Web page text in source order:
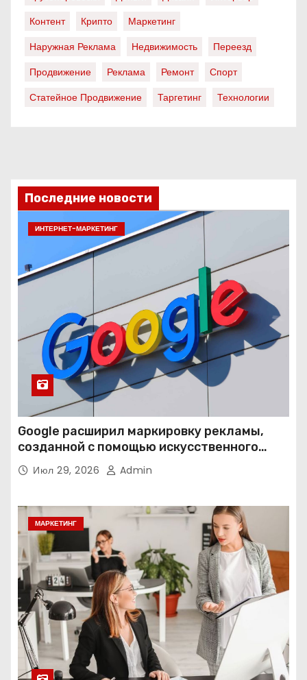
Контент
Крипто
Маркетинг
Наружная Реклама
Недвижимость
Переезд
Продвижение
Реклама Ремонт
Спорт
Статейное Продвижение
Таргетинг Технологии
Последние новости
ИНТЕРНЕТ-МАРКЕТИНГ
Google расширил маркировку рекламы,
созданной с помощью искусственного
интеллекта
Июл 29, 2026 Admin
МАРКЕТИНГ